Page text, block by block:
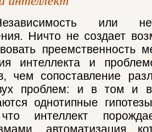
или
Ничто не создает
преемственность
интеллекта и
чем сопоставление
проблем: и в том и в
однотипные
интеллект
автоматизация